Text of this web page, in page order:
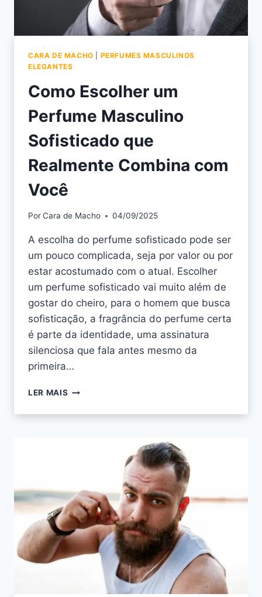
CARA DE MACHO
PERFUMES MASCULINOS
ELEGANTES
Como Escolher um
Perfume Masculino
Sofisticado que
Realmente Combina com
Você
PorCara de Macho 04/09/2025
A escolha do perfume sofisticado pode ser
um pouco complicada, seja por valor ou por
estar acostumado com o atual. Escolher
um perfume sofisticado vai muito além de
gostar do cheiro, para o homem que busca
sofisticação, a fragrância do perfume certa
é parte da identidade, uma assinatura
silenciosa que fala antes mesmo da
primeira…
LER MAIS